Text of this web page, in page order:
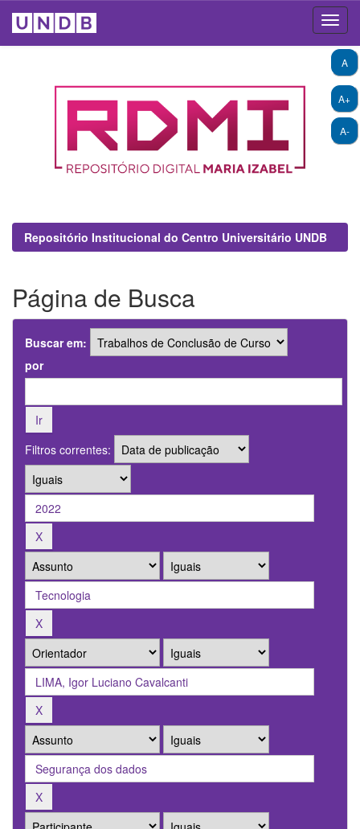
A+
A-
A
Repositório Institucional do Centro Universitário UNDB
Página de Busca
Buscar em:
por
Filtros correntes: